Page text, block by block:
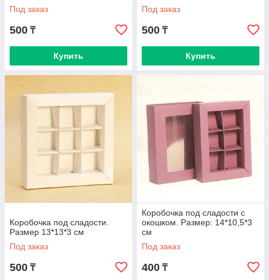
Под заказ
500 ₸
Купить
Под заказ
500 ₸
Купить
Коробочка под сладости.
Размер 13*13*3 см
Под заказ
500 ₸
Коробочка под сладости с
окошком. Размер: 14*10,5*3
см
Под заказ
400 ₸